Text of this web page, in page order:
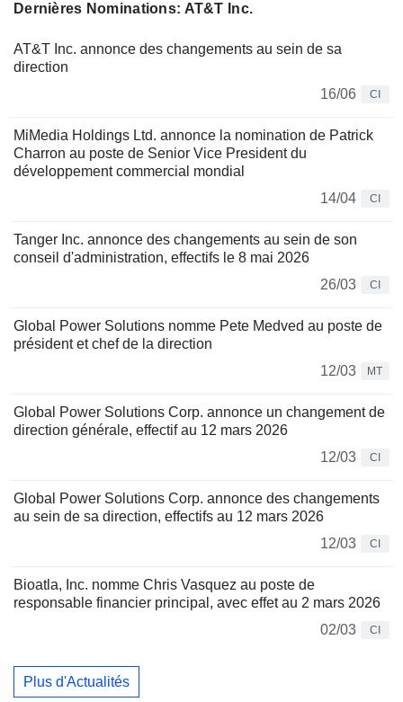
Dernières Nominations: AT&T Inc.
AT&T Inc. annonce des changements au sein de sa
direction
16/06
CI
MiMedia Holdings Ltd. annonce la nomination de Patrick
Charron au poste de Senior Vice President du
développement commercial mondial
14/04
CI
Tanger Inc. annonce des changements au sein de son
conseil d'administration, effectifs le 8 mai 2026
26/03
CI
Global Power Solutions nomme Pete Medved au poste de
président et chef de la direction
12/03
MT
Global Power Solutions Corp. annonce un changement de
direction générale, effectif au 12 mars 2026
12/03
CI
Global Power Solutions Corp. annonce des changements
au sein de sa direction, effectifs au 12 mars 2026
12/03
CI
Bioatla, Inc. nomme Chris Vasquez au poste de
responsable financier principal, avec effet au 2 mars 2026
02/03
CI
Plus d'Actualités